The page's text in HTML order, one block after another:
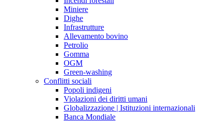
Miniere
Dighe
Infrastrutture
Allevamento bovino
Petrolio
Gomma
OGM
Green-washing
Conflitti sociali
Popoli indigeni
Violazioni dei diritti umani
Globalizzazione | Istituzioni internazionali
Banca Mondiale